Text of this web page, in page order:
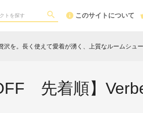
このサイトについて
沢を。長く使えて愛着が湧く、上質なルームシュ
先着順】